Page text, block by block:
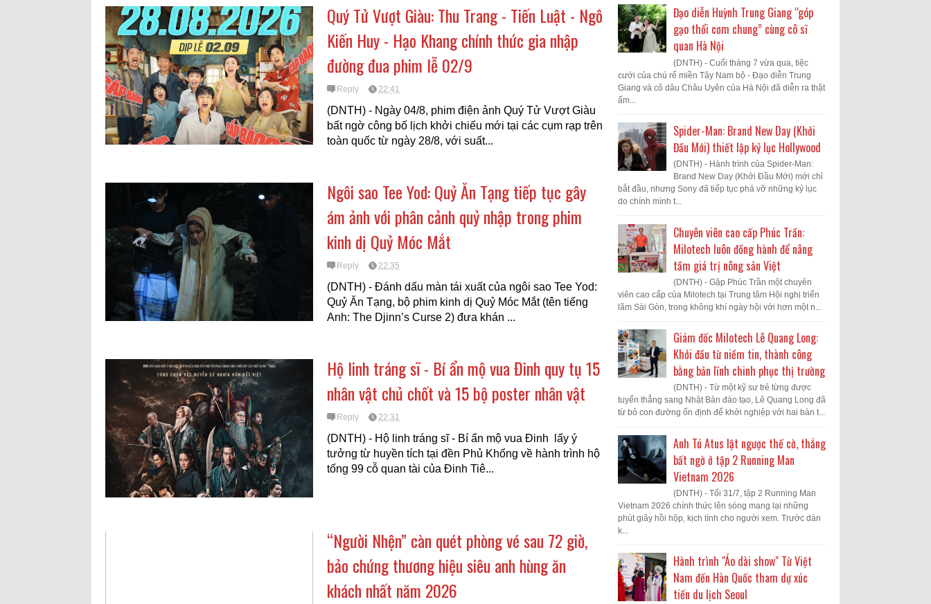
Quý Tử Vượt Giàu: Thu Trang - Tiến Luật - Ngô
Kiến Huy - Hạo Khang chính thức gia nhập
đường đua phim lễ 02/9
Reply 22:41
(DNTH) - Ngày 04/8, phim điện ảnh Quý Tử Vượt Giàu
bất ngờ công bố lịch khởi chiếu mới tại các cụm rạp trên
toàn quốc từ ngày 28/8, với suất...
Ngôi sao Tee Yod: Quỷ Ăn Tạng tiếp tục gây
ám ảnh với phân cảnh quỷ nhập trong phim
kinh dị Quỷ Móc Mắt
Reply 22:35
(DNTH) - Đánh dấu màn tái xuất của ngôi sao Tee Yod:
Quỷ Ăn Tạng, bộ phim kinh dị Quỷ Móc Mắt (tên tiếng
Anh: The Djinn’s Curse 2) đưa khán ...
Hộ linh tráng sĩ - Bí ẩn mộ vua Đinh quy tụ 15
nhân vật chủ chốt và 15 bộ poster nhân vật
Reply 22:31
(DNTH) - Hộ linh tráng sĩ - Bí ẩn mộ vua Đinh lấy ý
tưởng từ huyền tích tại đền Phủ Khống về hành trình hộ
tống 99 cỗ quan tài của Đinh Tiê...
“Người Nhện” càn quét phòng vé sau 72 giờ,
bảo chứng thương hiệu siêu anh hùng ăn
khách nhất năm 2026
Đạo diễn Huỳnh Trung Giang “góp
gạo thổi cơm chung” cùng cô sĩ
quan Hà Nội
(DNTH) - Cuối tháng 7 vừa qua, tiệc
cưới của chú rể miền Tây Nam bộ - Đạo diễn Trung
Giang và cô dâu Châu Uyên của Hà Nội đã diễn ra thật
ấm...
Spider-Man: Brand New Day (Khởi
Đầu Mới) thiết lập kỷ lục Hollywood
(DNTH) - Hành trình của Spider-Man:
Brand New Day (Khởi Đầu Mới) mới chỉ
bắt đầu, nhưng Sony đã tiếp tục phá vỡ những kỷ lục
do chính mình t...
Chuyên viên cao cấp Phúc Trần:
Milotech luôn đồng hành để nâng
tầm giá trị nông sản Việt
(DNTH) - Gặp Phúc Trần một chuyên
viên cao cấp của Milotech tại Trung tâm Hội nghị triển
lãm Sài Gòn, trong không khí ngày hội với hơn một n...
Giám đốc Milotech Lê Quang Long:
Khởi đầu từ niềm tin, thành công
bằng bản lĩnh chinh phục thị trường
(DNTH) - Từ một kỹ sư trẻ từng được
tuyển thẳng sang Nhật Bản đào tạo, Lê Quang Long đã
từ bỏ con đường ổn định để khởi nghiệp với hai bàn t...
Anh Tú Atus lật ngược thế cờ, thắng
bất ngờ ở tập 2 Running Man
Vietnam 2026
(DNTH) - Tối 31/7, tập 2 Running Man
Vietnam 2026 chính thức lên sóng mang lại những
phút giây hồi hộp, kịch tính cho người xem. Trước dàn
k...
Hành trình "Áo dài show" Từ Việt
Nam đến Hàn Quốc tham dự xúc
tiến du lịch Seoul